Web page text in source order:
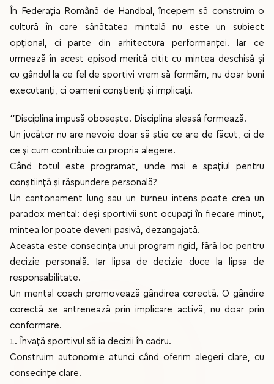
În Federația Română de Handbal, începem să construim o
cultură în care sănătatea mintală nu este un subiect
opțional, ci parte din arhitectura performanței. Iar ce
urmează în acest episod merită citit cu mintea deschisă și
cu gândul la ce fel de sportivi vrem să formăm, nu doar buni
executanți, ci oameni conștienți și implicați.
‘’Disciplina impusă obosește. Disciplina aleasă formează.
Un jucător nu are nevoie doar să știe ce are de făcut, ci de
ce și cum contribuie cu propria alegere.
Când totul este programat, unde mai e spațiul pentru
conștiință și răspundere personală?
Un cantonament lung sau un turneu intens poate crea un
paradox mental: deși sportivii sunt ocupați în fiecare minut,
mintea lor poate deveni pasivă, dezangajată.
Aceasta este consecința unui program rigid, fără loc pentru
decizie personală. Iar lipsa de decizie duce la lipsa de
responsabilitate.
Un mental coach promovează gândirea corectă. O gândire
corectă se antrenează prin implicare activă, nu doar prin
conformare.
1. Învață sportivul să ia decizii în cadru.
Construim autonomie atunci când oferim alegeri clare, cu
consecințe clare.